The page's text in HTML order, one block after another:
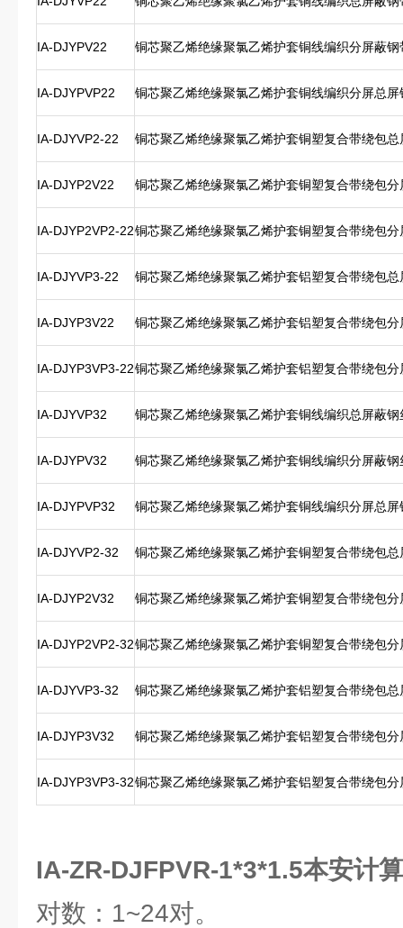
IA-DJYPV22 铜芯聚乙烯绝缘聚氯乙烯护套铜线编织分屏蔽
IA-DJYPVP22 铜芯聚乙烯绝缘聚氯乙烯护套铜线编织分屏总
IA-DJYVP2-22 铜芯聚乙烯绝缘聚氯乙烯护套铜塑复合带绕包
IA-DJYP2V22 铜芯聚乙烯绝缘聚氯乙烯护套铜塑复合带绕包
IA-DJYP2VP2-22铜芯聚乙烯绝缘聚氯乙烯护套铜塑复合带绕包
IA-DJYVP3-22 铜芯聚乙烯绝缘聚氯乙烯护套铝塑复合带绕包
IA-DJYP3V22 铜芯聚乙烯绝缘聚氯乙烯护套铝塑复合带绕包
IA-DJYP3VP3-22铜芯聚乙烯绝缘聚氯乙烯护套铝塑复合带绕包
IA-DJYVP32 铜芯聚乙烯绝缘聚氯乙烯护套铜线编织总屏蔽
IA-DJYPV32 铜芯聚乙烯绝缘聚氯乙烯护套铜线编织分屏蔽
IA-DJYPVP32 铜芯聚乙烯绝缘聚氯乙烯护套铜线编织分屏总
IA-DJYVP2-32 铜芯聚乙烯绝缘聚氯乙烯护套铜塑复合带绕包
IA-DJYP2V32 铜芯聚乙烯绝缘聚氯乙烯护套铜塑复合带绕包
IA-DJYP2VP2-32铜芯聚乙烯绝缘聚氯乙烯护套铜塑复合带绕包
IA-DJYVP3-32 铜芯聚乙烯绝缘聚氯乙烯护套铝塑复合带绕包
IA-DJYP3V32 铜芯聚乙烯绝缘聚氯乙烯护套铝塑复合带绕包
IA-DJYP3VP3-32铜芯聚乙烯绝缘聚氯乙烯护套铝塑复合带绕包
IA-ZR-DJFPVR-1*3*1.5本安计
对数：1~24对。